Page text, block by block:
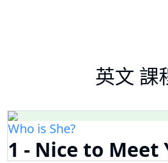
英文 課
Who is She?
1 - Nice to Meet